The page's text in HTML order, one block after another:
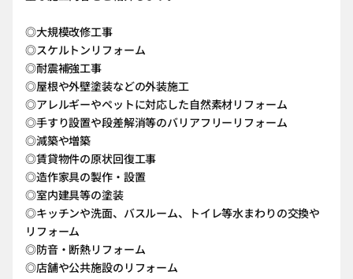
◎大規模改修工事
◎スケルトンリフォーム
◎耐震補強工事
◎屋根や外壁塗装などの外装施工
◎アレルギーやペットに対応した自然素材リフォーム
◎手すり設置や段差解消等のバリアフリーリフォーム
◎減築や増築
◎賃貸物件の原状回復工事
◎造作家具の製作・設置
◎室内建具等の塗装
◎キッチンや洗面、バスルーム、トイレ等水まわりの交換や
リフォーム
◎防音・断熱リフォーム
◎店舗や公共施設のリフォーム